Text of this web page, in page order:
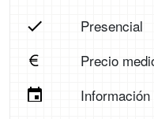
Presencial
Precio